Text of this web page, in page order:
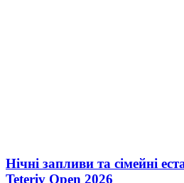
Нічні запливи та сімейні
Teteriv Open 2026